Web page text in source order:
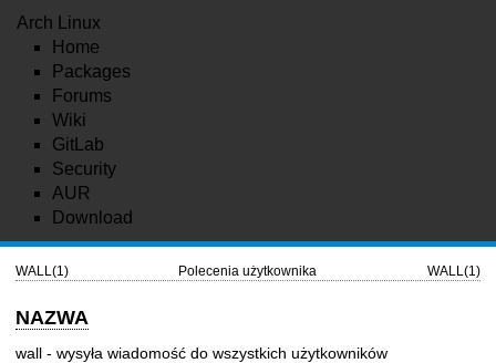
Arch Linux
Home
Packages
Forums
Wiki
GitLab
Security
AUR
Download
WALL(1) Polecenia użytkownika WALL(1)
NAZWA
wall - wysyła wiadomość do wszystkich użytkowników